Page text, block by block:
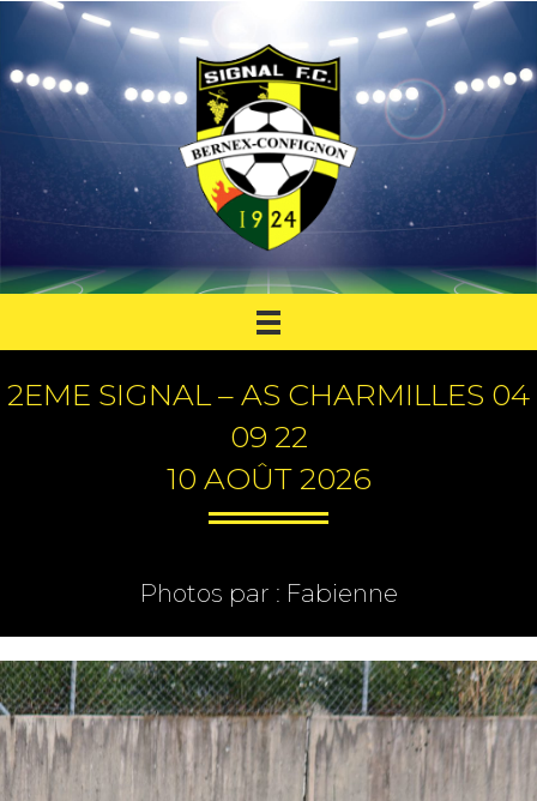
2EME SIGNAL – AS CHARMILLES 04
09 22
10 AOÛT 2026
Photos par : Fabienne